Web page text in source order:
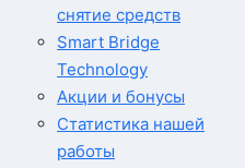
снятие средств
Smart Bridge
Technology
Акции и бонусы
Статистика нашей
работы